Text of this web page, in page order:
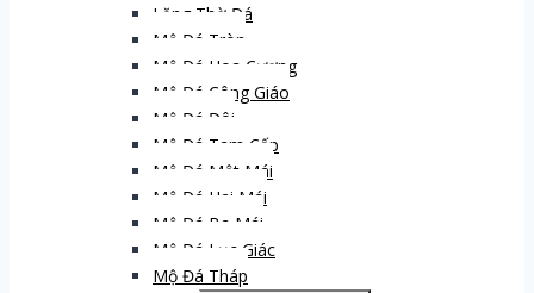
Lăng Thờ Đá
Mộ Đá Tròn
Mộ Đá Hoa Cương
Mộ Đá Công Giáo
Mộ Đá Đôi
Mộ Đá Tam Cấp
Mộ Đá Một Mái
Mộ Đá Hai Mái
Mộ Đá Ba Mái
Mộ Đá Lục Giác
Mộ Đá Tháp